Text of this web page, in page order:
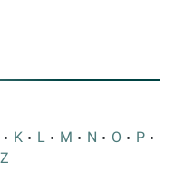
K L M N O
P
Z